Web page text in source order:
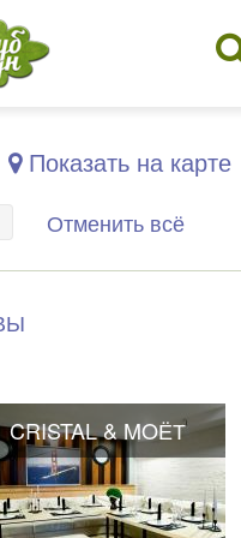
Показать на карте
Отменить всё
CRISTAL & MOЁТ